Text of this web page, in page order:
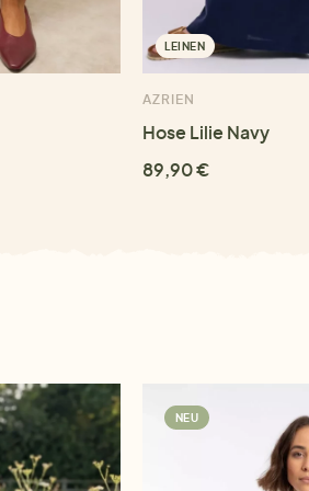
LEINEN
AZRIEN
Hose Lilie Navy
89,90 €
NEU